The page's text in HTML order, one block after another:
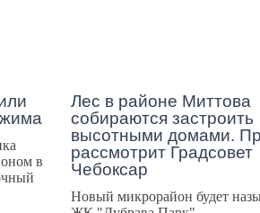
в
Лес в районе Миттова
собираются застроить
высотными домами.
рассмотрит Градсовет
Чебоксар
Новый микрорайон будет